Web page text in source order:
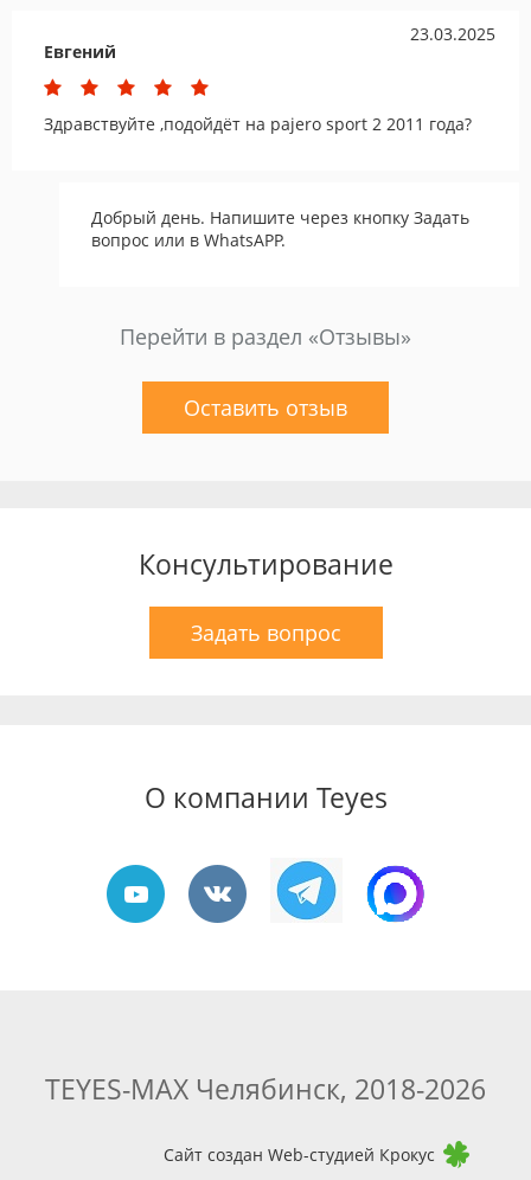
23.03.2025
Евгений
Здравствуйте ,подойдёт на pajero sport 2 2011 года?
Добрый день. Напишите через кнопку Задать
вопрос или в WhatsAPP.
Перейти в раздел «Отзывы»
Оставить отзыв
Консультирование
Задать вопрос
О компании Teyes
TEYES-MAX Челябинск, 2018-2026
Сайт создан Web-студией Крокус